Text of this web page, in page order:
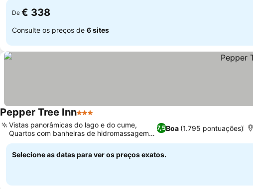
De € 338
Consulte os preços de 6 sites
Pepper Tree Inn3 Estrelas
7,5Boa (1.795 pontuações)
Vistas panorâmicas do lago e do cume,
Quartos com banheiras de hidromassagem
privativas
Selecione as datas para ver os preços exatos.